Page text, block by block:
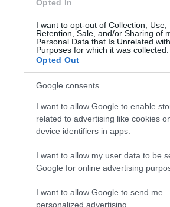
Opted In
I want to opt-out of Collection, Use,
Retention, Sale, and/or Sharing of
Personal Data that Is Unrelated
Purposes for which it was collected.
Opted Out
Google consents
I want to allow Google to enable
related to advertising like cookies
device identifiers in apps.
I want to allow my user data to be
Google for online advertising
I want to allow Google to send me
personalized advertising.
Kimondottan erős évet zárt a